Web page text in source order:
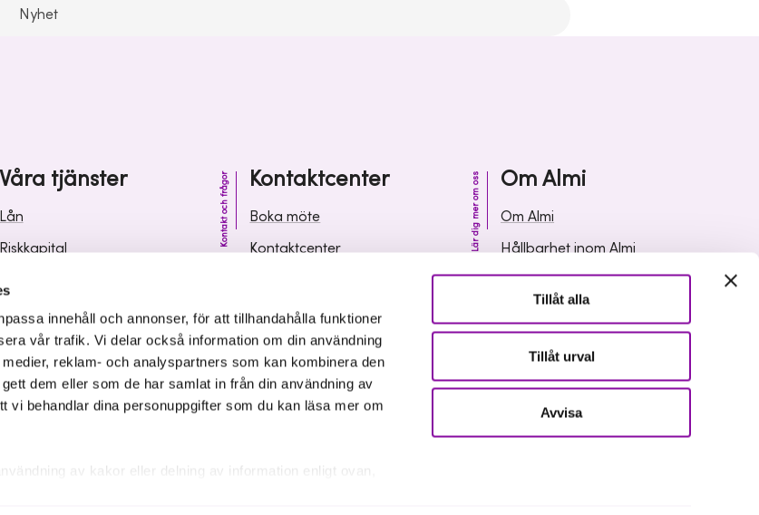
innehåll och annonser, för att tillhandahålla funktioner
vår trafik. Vi delar också information om din användning
reklam- och analyspartners som kan kombinera den
dem eller som de har samlat in från din användning av
vi behandlar dina personuppgifter som du kan läsa mer om
av kakor eller delning av information enligt ovan,
Tillåt alla
Tillåt urval
Avvisa
Nyhet
Våra tjänster
Lån
Riskkapital
och inspiration
Kontaktcenter
Kontakt och frågor
Boka möte
Kontaktcenter
Leverantörsinformation
Om Almi
Lär dig mer om oss
Om Almi
Hållbarhet inom Almi
Organisation
Media och press